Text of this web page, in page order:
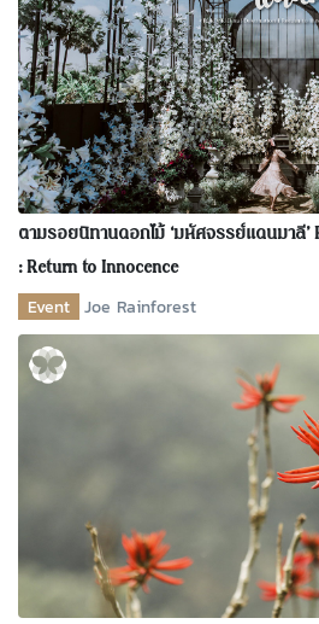
ตามรอยนิทานดอกไม้ ‘มหัศจรรย์แดนมาลี
: Return to Innocence
Event Joe Rainforest